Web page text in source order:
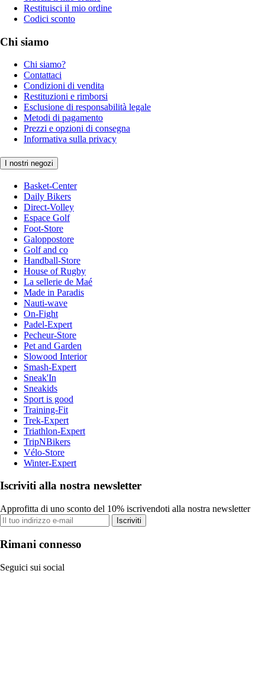
Restituisci il mio ordine
Codici sconto
Chi siamo
Chi siamo?
Contattaci
Condizioni di vendita
Restituzioni e rimborsi
Esclusione di responsabilità legale
Metodi di pagamento
Prezzi e opzioni di consegna
Informativa sulla privacy
I nostri negozi
Basket-Center
Daily Bikers
Direct-Volley
Espace Golf
Foot-Store
Galoppostore
Golf and co
Handball-Store
House of Rugby
La sellerie de Maé
Made in Paradis
Nauti-wave
On-Fight
Padel-Expert
Pecheur-Store
Pet and Garden
Slowood Interior
Smash-Expert
Sneak'In
Sneakids
Sport is good
Training-Fit
Trek-Expert
Triathlon-Expert
TripNBikers
Vélo-Store
Winter-Expert
Iscriviti alla nostra newsletter
Approfitta di uno sconto del 10% iscrivendoti alla nostra newsletter
Iscriviti
Rimani connesso
Seguici sui social